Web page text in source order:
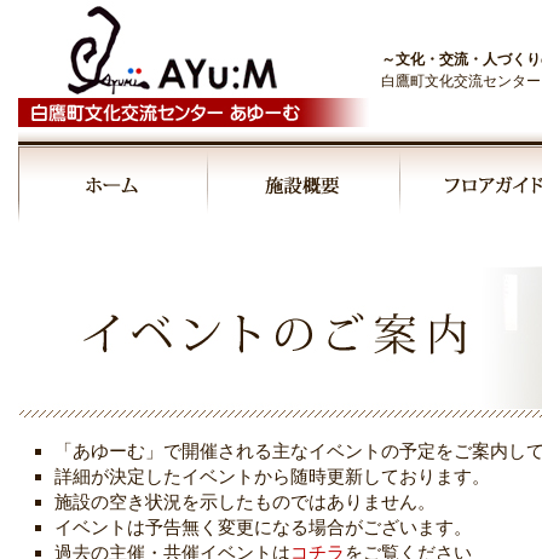
～文化・交流・人づく
白鷹町文化交流センタ
「あゆーむ」で開催される主なイベントの予定をご案内し
詳細が決定したイベントから随時更新しております。
施設の空き状況を示したものではありません。
イベントは予告無く変更になる場合がございます。
過去の主催・共催イベントはコチラ をご覧ください
04:00